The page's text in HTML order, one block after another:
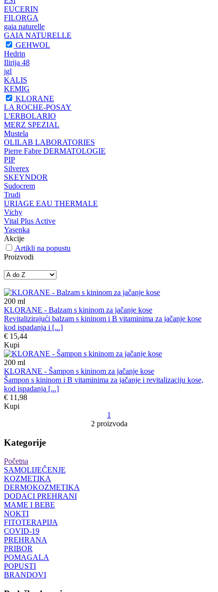
EUCERIN
FILORGA
gaia naturelle
GAIA NATURELLE
GEHWOL
Hedrin
Ilirija 48
jgl
KALIS
KEMIG
KLORANE
LA ROCHE-POSAY
L'ERBOLARIO
MERZ SPEZIAL
Mustela
OLILAB LABORATORIES
Pierre Fabre DERMATOLOGIE
PIP
Silverex
SKEYNDOR
Sudocrem
Trudi
URIAGE EAU THERMALE
Vichy
Vital Plus Active
Yasenka
Akcije
Artikli na popustu
Proizvodi
200 ml
KLORANE - Balzam s kininom za jačanje kose
Revitalizirajući balzam s kininom i B vitaminima za jačanje kose
kod ispadanja i [...]
€ 15,44
Kupi
200 ml
KLORANE - Šampon s kininom za jačanje kose
Šampon s kininom i B vitaminima za jačanje i revitalizaciju kose,
kod ispadanja [...]
€ 11,98
Kupi
1
2 proizvoda
Kategorije
Početna
SAMOLIJEČENJE
KOZMETIKA
DERMOKOZMETIKA
DODACI PREHRANI
MAME I BEBE
NOKTI
FITOTERAPIJA
COVID-19
PREHRANA
PRIBOR
POMAGALA
POPUSTI
BRANDOVI